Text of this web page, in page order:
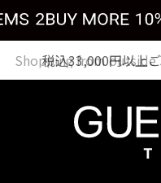
税込33,000円以上